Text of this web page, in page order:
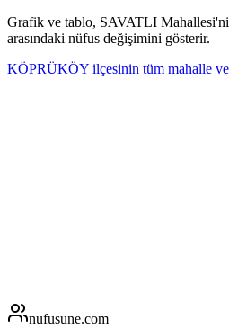
Grafik ve tablo, SAVATLI
arasındaki nüfus değişimini gösterir.
KÖPRÜKÖY ilçesinin tüm mahalle
nufusune.com